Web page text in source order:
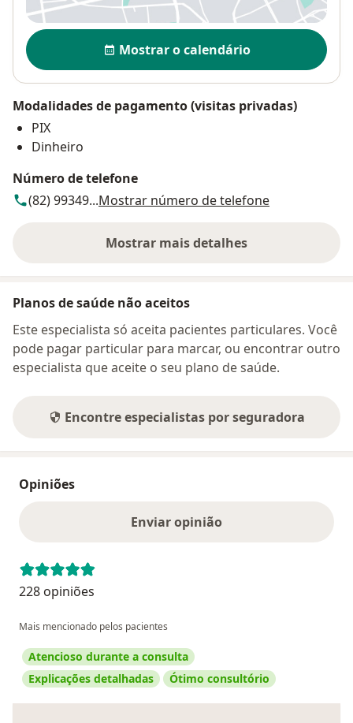
Disponibilidade
Mostrar o calendário
Modalidades de pagamento (visitas privadas)
PIX
Dinheiro
Número de telefone
(82) 99349...Mostrar número de telefone
Mostrar mais detalhes
sobre o endereço
Planos de saúde não aceitos
Este especialista só aceita pacientes particulares. Você
pode pagar particular para marcar, ou encontrar outro
especialista que aceite o seu plano de saúde.
Encontre especialistas por seguradora
Opiniões
Enviar opinião
228 opiniões
Mais mencionado pelos pacientes
Atencioso durante a consulta
Explicações detalhadas
Ótimo consultório